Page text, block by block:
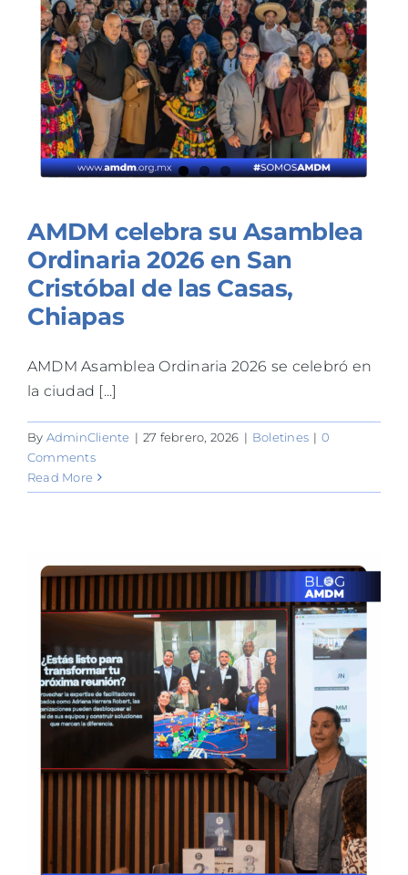
TALLERES
BLOG
AMDM celebra su Asamblea
Ordinaria 2026 en San
Cristóbal de las Casas,
Chiapas
AMDM Asamblea Ordinaria 2026 se celebró en
la ciudad [...]
By AdminCliente | 27 febrero, 2026 | Boletines | 0
Comments
Read More